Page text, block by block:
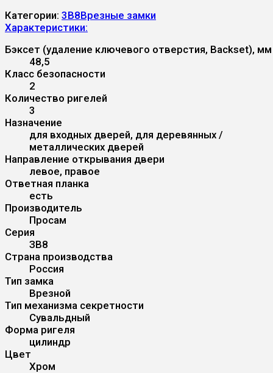
Категории: 3B8Врезные замки
Характеристики:
Бэксет (удаление ключевого отверстия, Backset), мм
48,5
Класс безопасности
2
Количество ригелей
3
Назначение
для входных дверей, для деревянных /
металлических дверей
Направление открывания двери
левое, правое
Ответная планка
есть
Производитель
Просам
Серия
ЗВ8
Страна производства
Россия
Тип замка
Врезной
Тип механизма секретности
Сувальдный
Форма ригеля
цилиндр
Цвет
Хром